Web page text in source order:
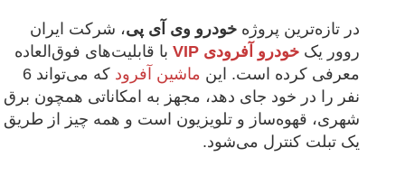
در تازه‌ترین پروژه خودرو وی آی پی، شرکت ایران
روور یکخودرو آفرودی VIP
با قابلیت‌های فوق‌العاده
معرفی کرده است. اینماشین آفرود
که می‌تواند 6
نفر را در خود جای دهد، مجهز به امکاناتی همچون برق
شهری، قهوه‌ساز و تلویزیون است و همه چیز از طریق
یک تبلت کنترل می‌شود.